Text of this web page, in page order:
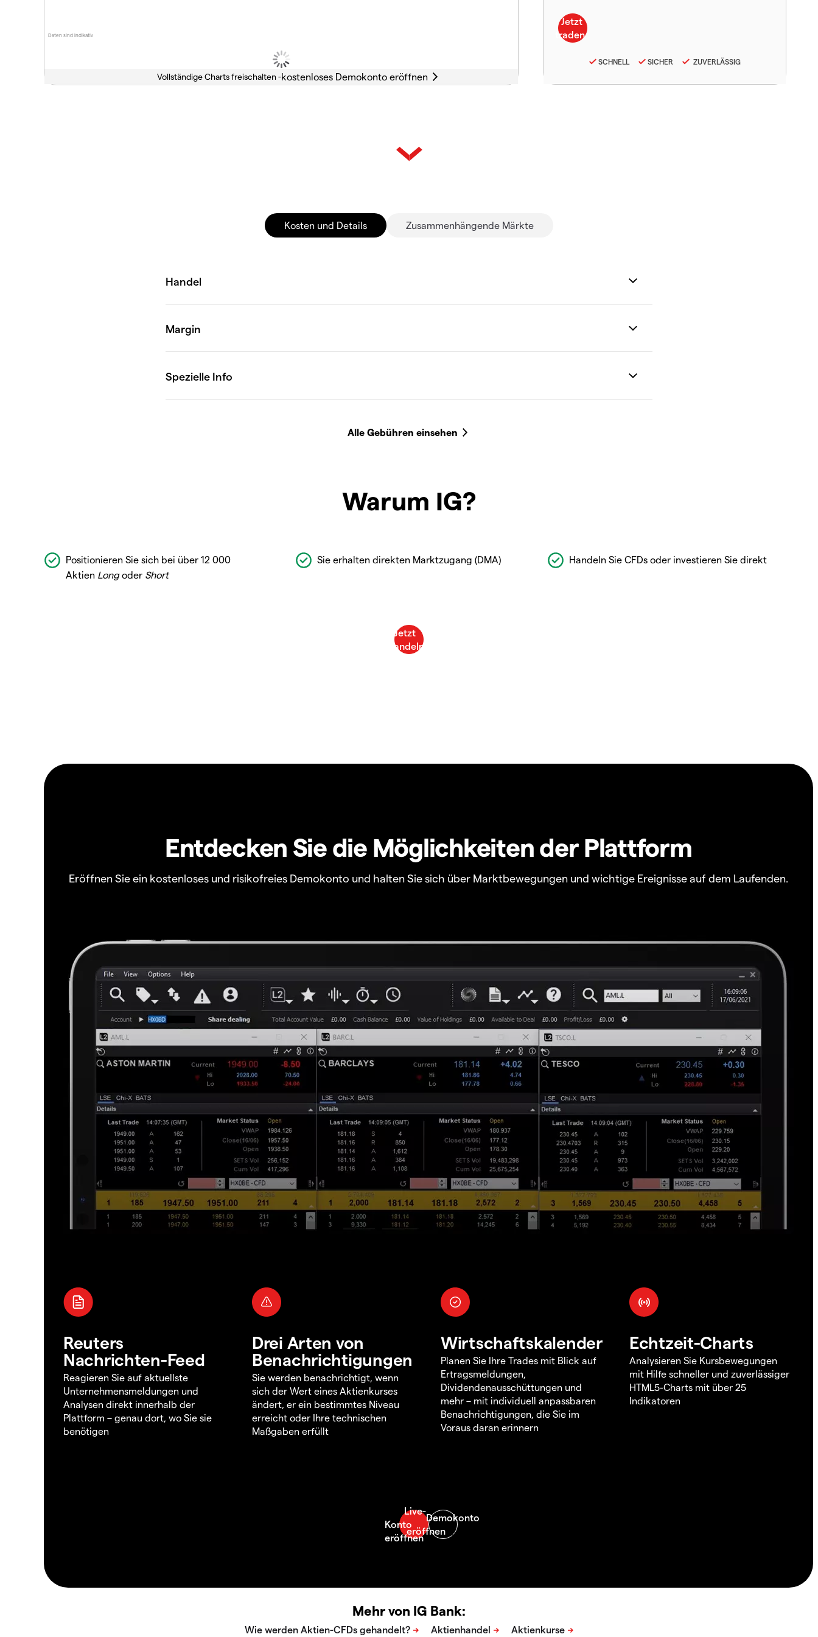
Daten sind indikativ
Vollständige Charts freischalten -
SCHNELL SICHER ZUVERLÄSSIG
Kosten und Details Zusammenhängende Märkte
Warum IG?
Positionieren Sie sich bei über 12 000
Aktien Longoder Short
Sie erhalten direkten Marktzugang (DMA) Handeln Sie CFDs oder investieren Sie direkt
Entdecken Sie die Möglichkeiten der Plattform
Eröffnen Sie ein kostenloses und risikofreies Demokonto und halten Sie sich über Marktbewegungen und wichtige Ereignisse auf dem Laufenden.
Reuters
Nachrichten-Feed
Reagieren Sie auf aktuellste
Unternehmensmeldungen und
Analysen direkt innerhalb der
Plattform – genau dort, wo Sie sie
benötigen
Drei Arten von
Benachrichtigungen
Sie werden benachrichtigt, wenn
sich der Wert eines Aktienkurses
ändert, er ein bestimmtes Niveau
erreicht oder Ihre technischen
Maßgaben erfüllt
Wirtschaftskalender
Planen Sie Ihre Trades mit Blick auf
Ertragsmeldungen,
Dividendenausschüttungen und
mehr – mit individuell anpassbaren
Benachrichtigungen, die Sie im
Voraus daran erinnern
Echtzeit-Charts
Analysieren Sie Kursbewegungen
mit Hilfe schneller und zuverlässiger
HTML5-Charts mit über 25
Indikatoren
Mehr von IG Bank: